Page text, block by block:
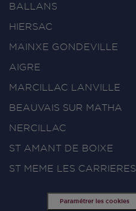
BALLANS
HIERSAC
MAINXE GONDEVILLE
AIGRE
MARCILLAC LANVILLE
BEAUVAIS SUR MATHA
NERCILLAC
ST AMANT DE BOIXE
ST MEME LES CARRIERES
Paramétrer les cookies